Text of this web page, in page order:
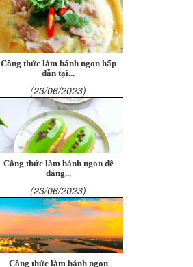
Công thức làm bánh ngon hấp
dẫn tại...
(23/06/2023)
Công thức làm bánh ngon dễ
dàng...
(23/06/2023)
Công thức làm bánh ngon